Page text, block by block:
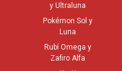
y Ultraluna
Pokémon Sol y
Luna
Rubí Omega y
Zafiro Alfa